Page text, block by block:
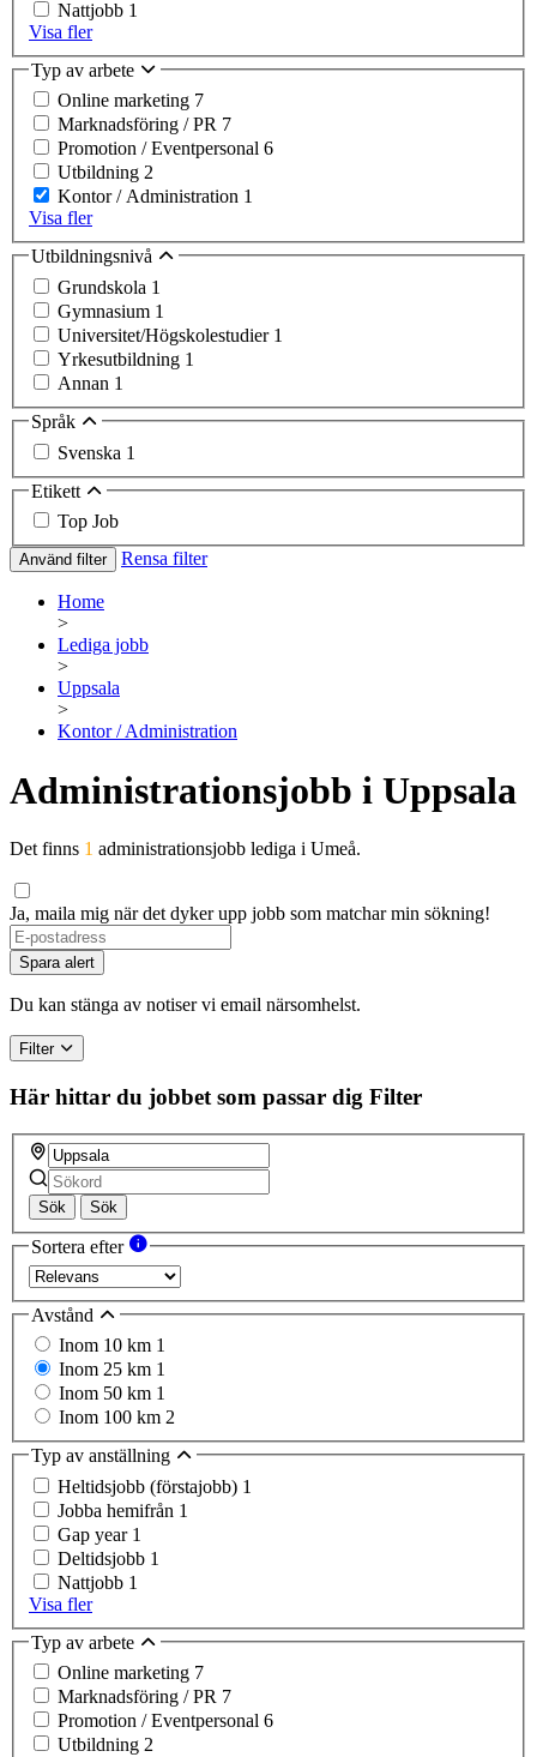
Nattjobb 1
Visa fler
Typ av arbete
Online marketing 7
Marknadsföring / PR 7
Promotion / Eventpersonal 6
Utbildning 2
Kontor / Administration 1
Visa fler
Utbildningsnivå
Grundskola 1
Gymnasium 1
Universitet/Högskolestudier 1
Yrkesutbildning 1
Annan 1
Språk
Svenska 1
Etikett
Top Job
Använd filter Rensa filter
Home
>
Lediga jobb
>
Uppsala
>
Kontor / Administration
Administrationsjobb i Uppsala
Det finns 1 administrationsjobb lediga i Umeå.
Ja, maila mig när det dyker upp jobb som matchar min sökning!
If
you
are
a
ignore
this
field
Spara alert
Du kan stänga av notiser vi email närsomhelst.
Filter
Här hittar du jobbet som passar dig Filter
Sök Sök
Sortera efter
Avstånd
Inom 10 km 1
Inom 25 km 1
Inom 50 km 1
Inom 100 km 2
Typ av anställning
Heltidsjobb (förstajobb) 1
Jobba hemifrån 1
Gap year 1
Deltidsjobb 1
Nattjobb 1
Visa fler
Typ av arbete
Online marketing 7
Marknadsföring / PR 7
Promotion / Eventpersonal 6
Utbildning 2